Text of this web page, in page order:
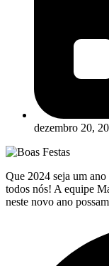
dezembro 20,
Que 2024 seja um ano
todos nós! A equipe
neste novo ano